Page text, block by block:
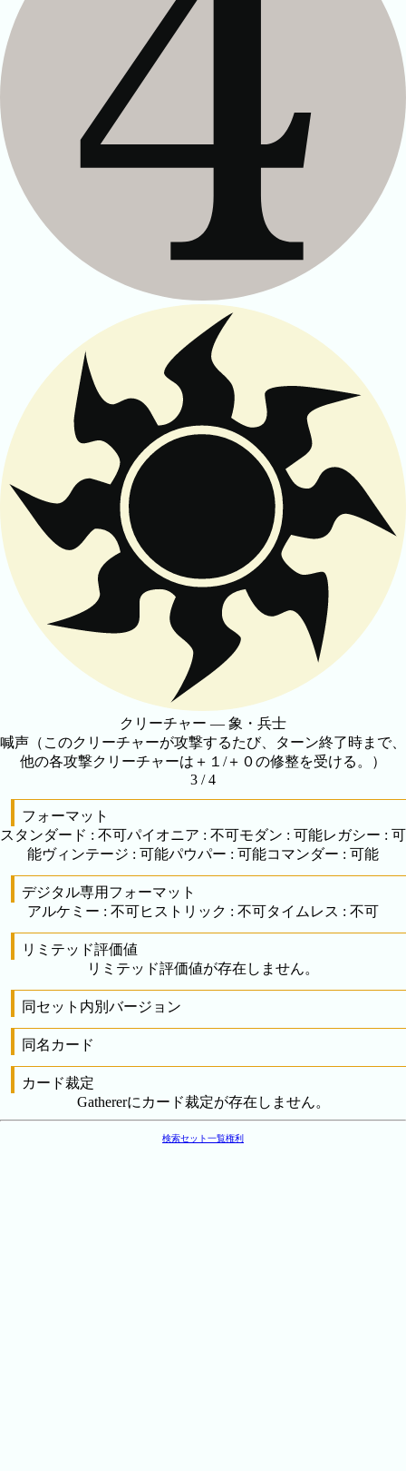
クリーチャー — 象・兵士
喊声（このクリーチャーが攻撃するたび、ターン終了時まで、
他の各攻撃クリーチャーは＋１/＋０の修整を受ける。）
3 / 4
フォーマット
スタンダード : 不可パイオニア : 不可モダン : 可能レガシー : 可
能ヴィンテージ : 可能パウパー : 可能コマンダー : 可能
デジタル専用フォーマット
アルケミー : 不可ヒストリック : 不可タイムレス : 不可
リミテッド評価値
リミテッド評価値が存在しません。
同セット内別バージョン
同名カード
カード裁定
Gathererにカード裁定が存在しません。
検索セット一覧権利